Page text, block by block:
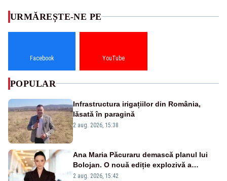
URMĂREȘTE-NE PE
Facebook YouTube
POPULAR
Infrastructura irigațiilor din România,
lăsată în paragină
2 aug. 2026, 15:38
Ana Maria Păcuraru demască planul lui
Bolojan. O nouă ediție explozivă a
emisiunii „Miza Zilei” la Realitatea PLUS
2 aug. 2026, 15:42